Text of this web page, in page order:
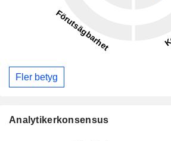
Fler betyg
Analytikerkonsensus